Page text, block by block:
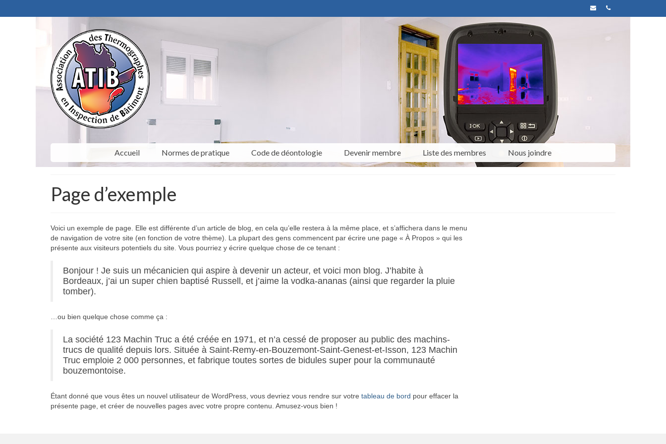
Accueil Normes de pratique Code de déontologie Devenir membre Liste des membres Nous joindre
Page d’exemple
Voici un exemple de page. Elle est différente d’un article de blog, en cela qu’elle restera à la même place, et s’affichera dans le menu
de navigation de votre site (en fonction de votre thème). La plupart des gens commencent par écrire une page « À Propos » qui les
présente aux visiteurs potentiels du site. Vous pourriez y écrire quelque chose de ce tenant :
Bonjour ! Je suis un mécanicien qui aspire à devenir un acteur, et voici mon blog. J’habite à
Bordeaux, j’ai un super chien baptisé Russell, et j’aime la vodka-ananas (ainsi que regarder la pluie
tomber).
…ou bien quelque chose comme ça :
La société 123 Machin Truc a été créée en 1971, et n’a cessé de proposer au public des machins-
trucs de qualité depuis lors. Située à Saint-Remy-en-Bouzemont-Saint-Genest-et-Isson, 123 Machin
Truc emploie 2 000 personnes, et fabrique toutes sortes de bidules super pour la communauté
bouzemontoise.
Étant donné que vous êtes un nouvel utilisateur de WordPress, vous devriez vous rendre sur votre tableau de bord pour effacer la
présente page, et créer de nouvelles pages avec votre propre contenu. Amusez-vous bien !